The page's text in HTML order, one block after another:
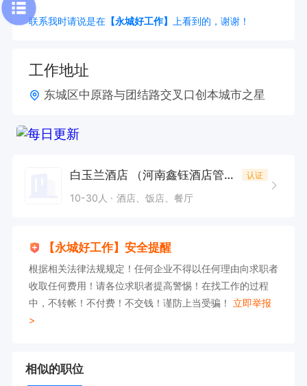
联系我时请说是在【永城好工作】 上看到的，谢谢！
工作地址
东城区中原路与团结路交叉口创本城市之星
白玉兰酒店 （河南鑫钰酒店管理有限公司） 认证
10-30人 酒店、饭店、餐厅
【永城好工作】安全提醒
根据相关法律法规规定！任何企业不得以任何理由向求职者
收取任何费用！请各位求职者提高警惕！在找工作的过程
中，不转帐！不付费！不交钱！谨防上当受骗！ 立即举报
>
相似的职位